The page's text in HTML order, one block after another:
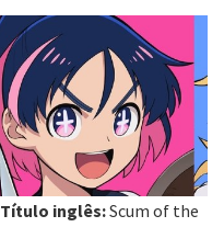
Título inglês:Scum of the